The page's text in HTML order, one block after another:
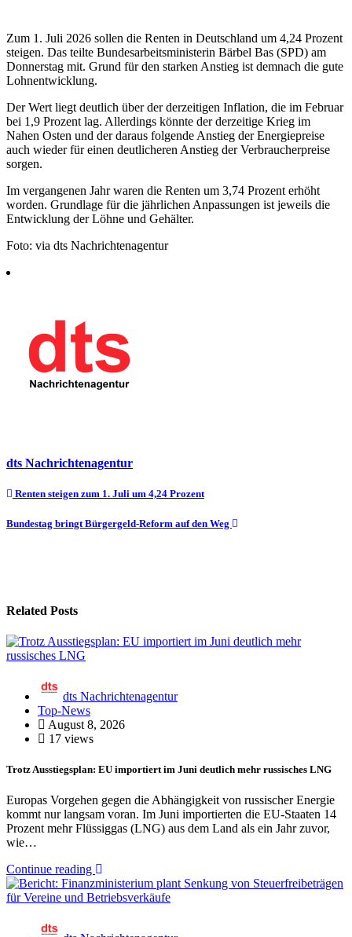
Zum 1. Juli 2026 sollen die Renten in Deutschland um 4,24 Prozent
steigen. Das teilte Bundesarbeitsministerin Bärbel Bas (SPD) am
Donnerstag mit. Grund für den starken Anstieg ist demnach die gute
Lohnentwicklung.
Der Wert liegt deutlich über der derzeitigen Inflation, die im Februar
bei 1,9 Prozent lag. Allerdings könnte der derzeitige Krieg im
Nahen Osten und der daraus folgende Anstieg der Energiepreise
auch wieder für einen deutlicheren Anstieg der Verbraucherpreise
sorgen.
Im vergangenen Jahr waren die Renten um 3,74 Prozent erhöht
worden. Grundlage für die jährlichen Anpassungen ist jeweils die
Entwicklung der Löhne und Gehälter.
Foto: via dts Nachrichtenagentur
dts Nachrichtenagentur
Beitragsnavigation
Renten steigen zum 1. Juli um 4,24 Prozent
Bundestag bringt Bürgergeld-Reform auf den Weg
Related Posts
dts Nachrichtenagentur
Top-News
August 8, 2026
17 views
Trotz Ausstiegsplan: EU importiert im Juni deutlich mehr russisches LNG
Europas Vorgehen gegen die Abhängigkeit von russischer Energie
kommt nur langsam voran. Im Juni importierten die EU-Staaten 14
Prozent mehr Flüssiggas (LNG) aus dem Land als ein Jahr zuvor,
wie…
Continue reading